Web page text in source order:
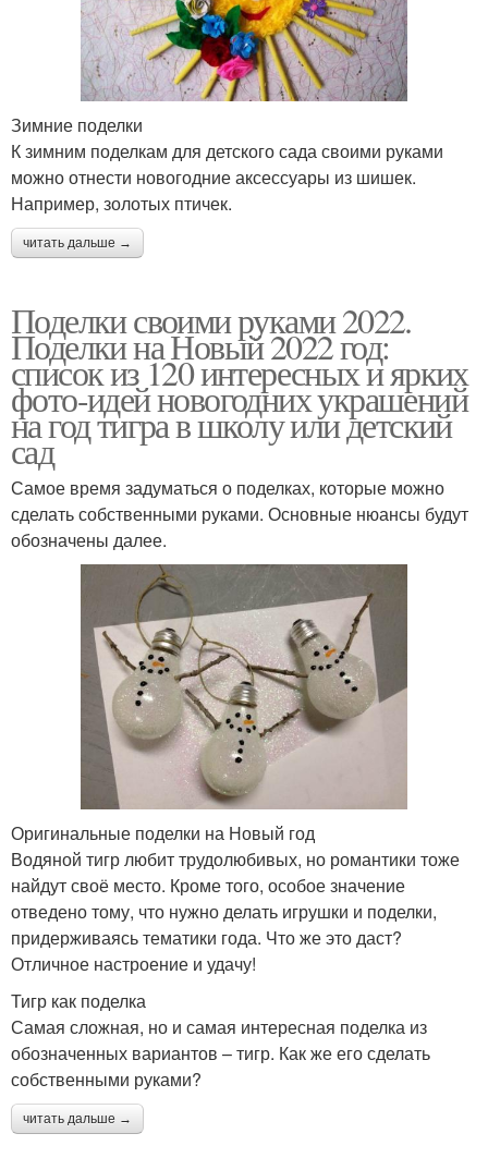
Зимние поделки
К зимним поделкам для детского сада своими руками
можно отнести новогодние аксессуары из шишек.
Например, золотых птичек.
читать дальше →
Поделки своими руками 2022.
Поделки на Новый 2022 год:
список из 120 интересных и ярких
фото-идей новогодних украшений
на год тигра в школу или детский
сад
Самое время задуматься о поделках, которые можно
сделать собственными руками. Основные нюансы будут
обозначены далее.
Оригинальные поделки на Новый год
Водяной тигр любит трудолюбивых, но романтики тоже
найдут своё место. Кроме того, особое значение
отведено тому, что нужно делать игрушки и поделки,
придерживаясь тематики года. Что же это даст?
Отличное настроение и удачу!
Тигр как поделка
Самая сложная, но и самая интересная поделка из
обозначенных вариантов – тигр. Как же его сделать
собственными руками?
читать дальше →